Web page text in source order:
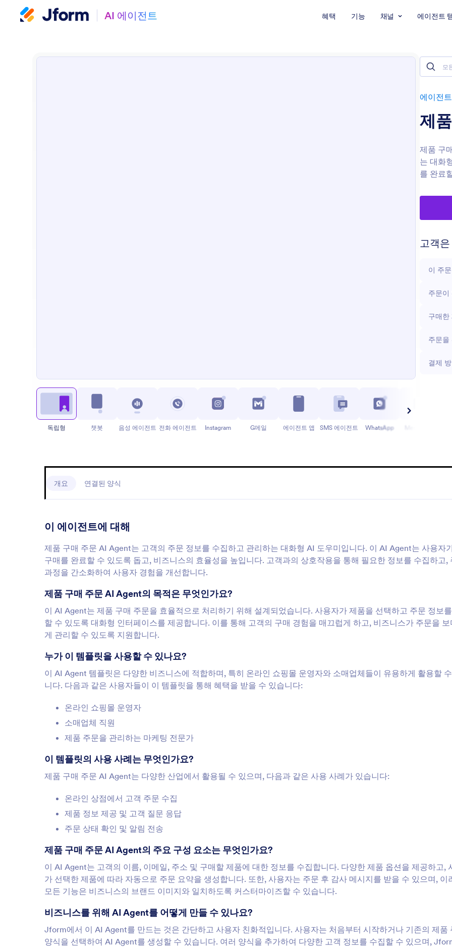
AI 에이전트 혜택 기능 채널 에이전트
에이전
제
제품 구
는 대화
를 완료
고객
이 주
주문이
구매한
주문을
결제
독립형 챗봇 음성 에이전트 전화 에이전트 Instagram G메일 에이전트 앱 SMS 에이전트 WhatsApp
개요 연결된 양식
이 에이전트에 대해
제품 구매 주문 AI Agent는 고객의 주문 정보를 수집하고 관리하는 대화형 AI 도우미입니다. 이 AI Agent는 사용자
구매를 완료할 수 있도록 돕고, 비즈니스의 효율성을 높입니다. 고객과의 상호작용을 통해 필요한 정보를 수집하고,
과정을 간소화하여 사용자 경험을 개선합니다.
제품 구매 주문 AI Agent의 목적은 무엇인가요?
이 AI Agent는 제품 구매 주문을 효율적으로 처리하기 위해 설계되었습니다. 사용자가 제품을 선택하고 주문 정보
할 수 있도록 대화형 인터페이스를 제공합니다. 이를 통해 고객의 구매 경험을 매끄럽게 하고, 비즈니스가 주문을 보
게 관리할 수 있도록 지원합니다.
누가 이 템플릿을 사용할 수 있나요?
이 AI Agent 템플릿은 다양한 비즈니스에 적합하며, 특히 온라인 쇼핑몰 운영자와 소매업체들이 유용하게 활용할
니다. 다음과 같은 사용자들이 이 템플릿을 통해 혜택을 받을 수 있습니다:
온라인 쇼핑몰 운영자
소매업체 직원
제품 주문을 관리하는 마케팅 전문가
이 템플릿의 사용 사례는 무엇인가요?
제품 구매 주문 AI Agent는 다양한 산업에서 활용될 수 있으며, 다음과 같은 사용 사례가 있습니다:
온라인 상점에서 고객 주문 수집
제품 정보 제공 및 고객 질문 응답
주문 상태 확인 및 알림 전송
제품 구매 주문 AI Agent의 주요 구성 요소는 무엇인가요?
이 AI Agent는 고객의 이름, 이메일, 주소 및 구매할 제품에 대한 정보를 수집합니다. 다양한 제품 옵션을 제공하고,
가 선택한 제품에 따라 자동으로 주문 요약을 생성합니다. 또한, 사용자는 주문 후 감사 메시지를 받을 수 있으며, 이
모든 기능은 비즈니스의 브랜드 이미지와 일치하도록 커스터마이즈할 수 있습니다.
비즈니스를 위해 AI Agent를 어떻게 만들 수 있나요?
Jform에서 이 AI Agent를 만드는 것은 간단하고 사용자 친화적입니다. 사용자는 처음부터 시작하거나 기존의 제품
양식을 선택하여 AI Agent를 생성할 수 있습니다. 여러 양식을 추가하여 다양한 고객 정보를 수집할 수 있으며,